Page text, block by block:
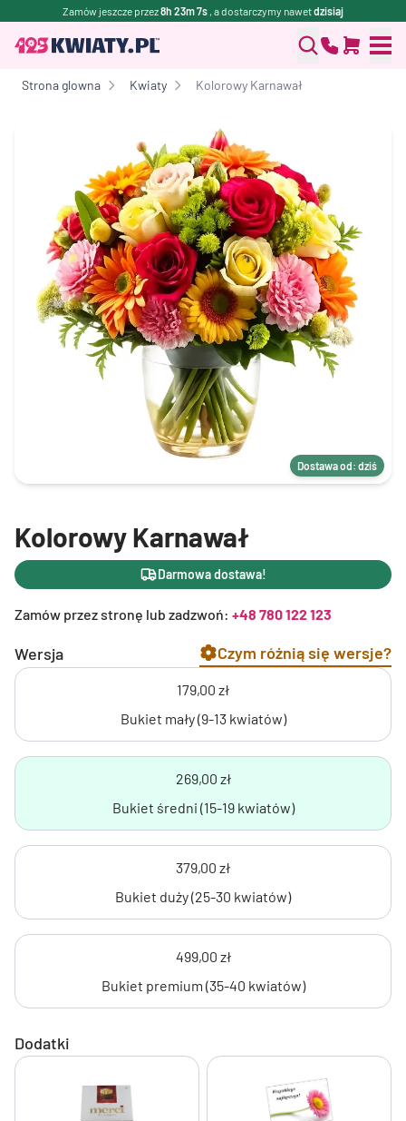
Zamów jeszcze przez8h 23m 7s , a dostarczymy nawetdzisiaj
Strona glowna Kwiaty Kolorowy Karnawał
Dostawa od: dziś
Kolorowy Karnawał
Darmowa dostawa!
Zamów przez stronę lub zadzwoń: +48 780 122 123
Wersja Czym różnią się wersje?
179,00 zł
Bukiet mały (9-13 kwiatów)
269,00 zł
Bukiet średni (15-19 kwiatów)
379,00 zł
Bukiet duży (25-30 kwiatów)
499,00 zł
Bukiet premium (35-40 kwiatów)
Dodatki